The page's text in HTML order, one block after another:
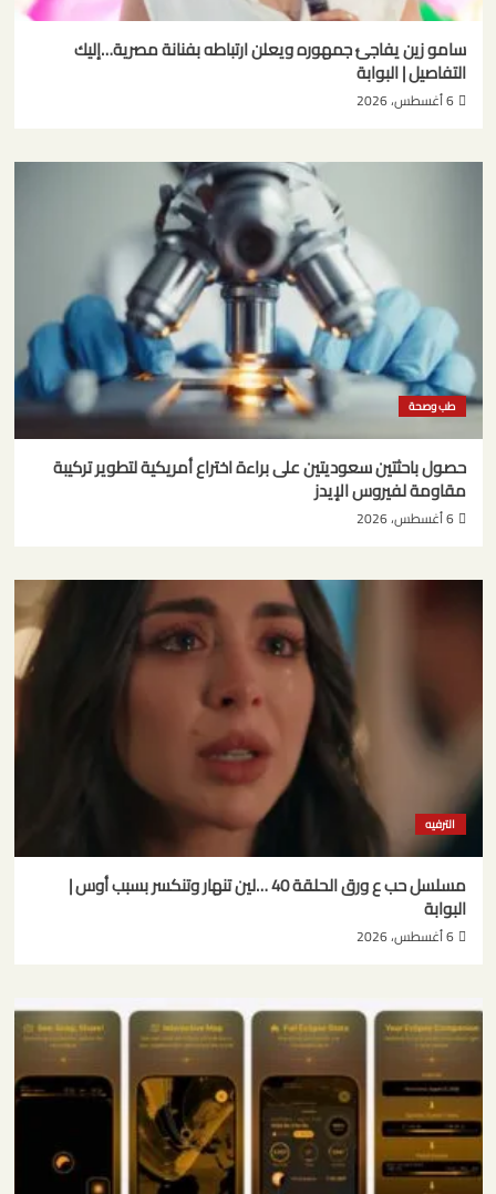
سامو زين يفاجئ جمهوره ويعلن ارتباطه بفنانة مصرية…إليك
التفاصيل | البوابة
6 أغسطس، 2026
طب وصحة
حصول باحثتين سعوديتين على براءة اختراع أمريكية لتطوير تركيبة
مقاومة لفيروس الإيدز
6 أغسطس، 2026
الترفيه
مسلسل حب ع ورق الحلقة 40 …لين تنهار وتنكسر بسبب أوس |
البوابة
6 أغسطس، 2026